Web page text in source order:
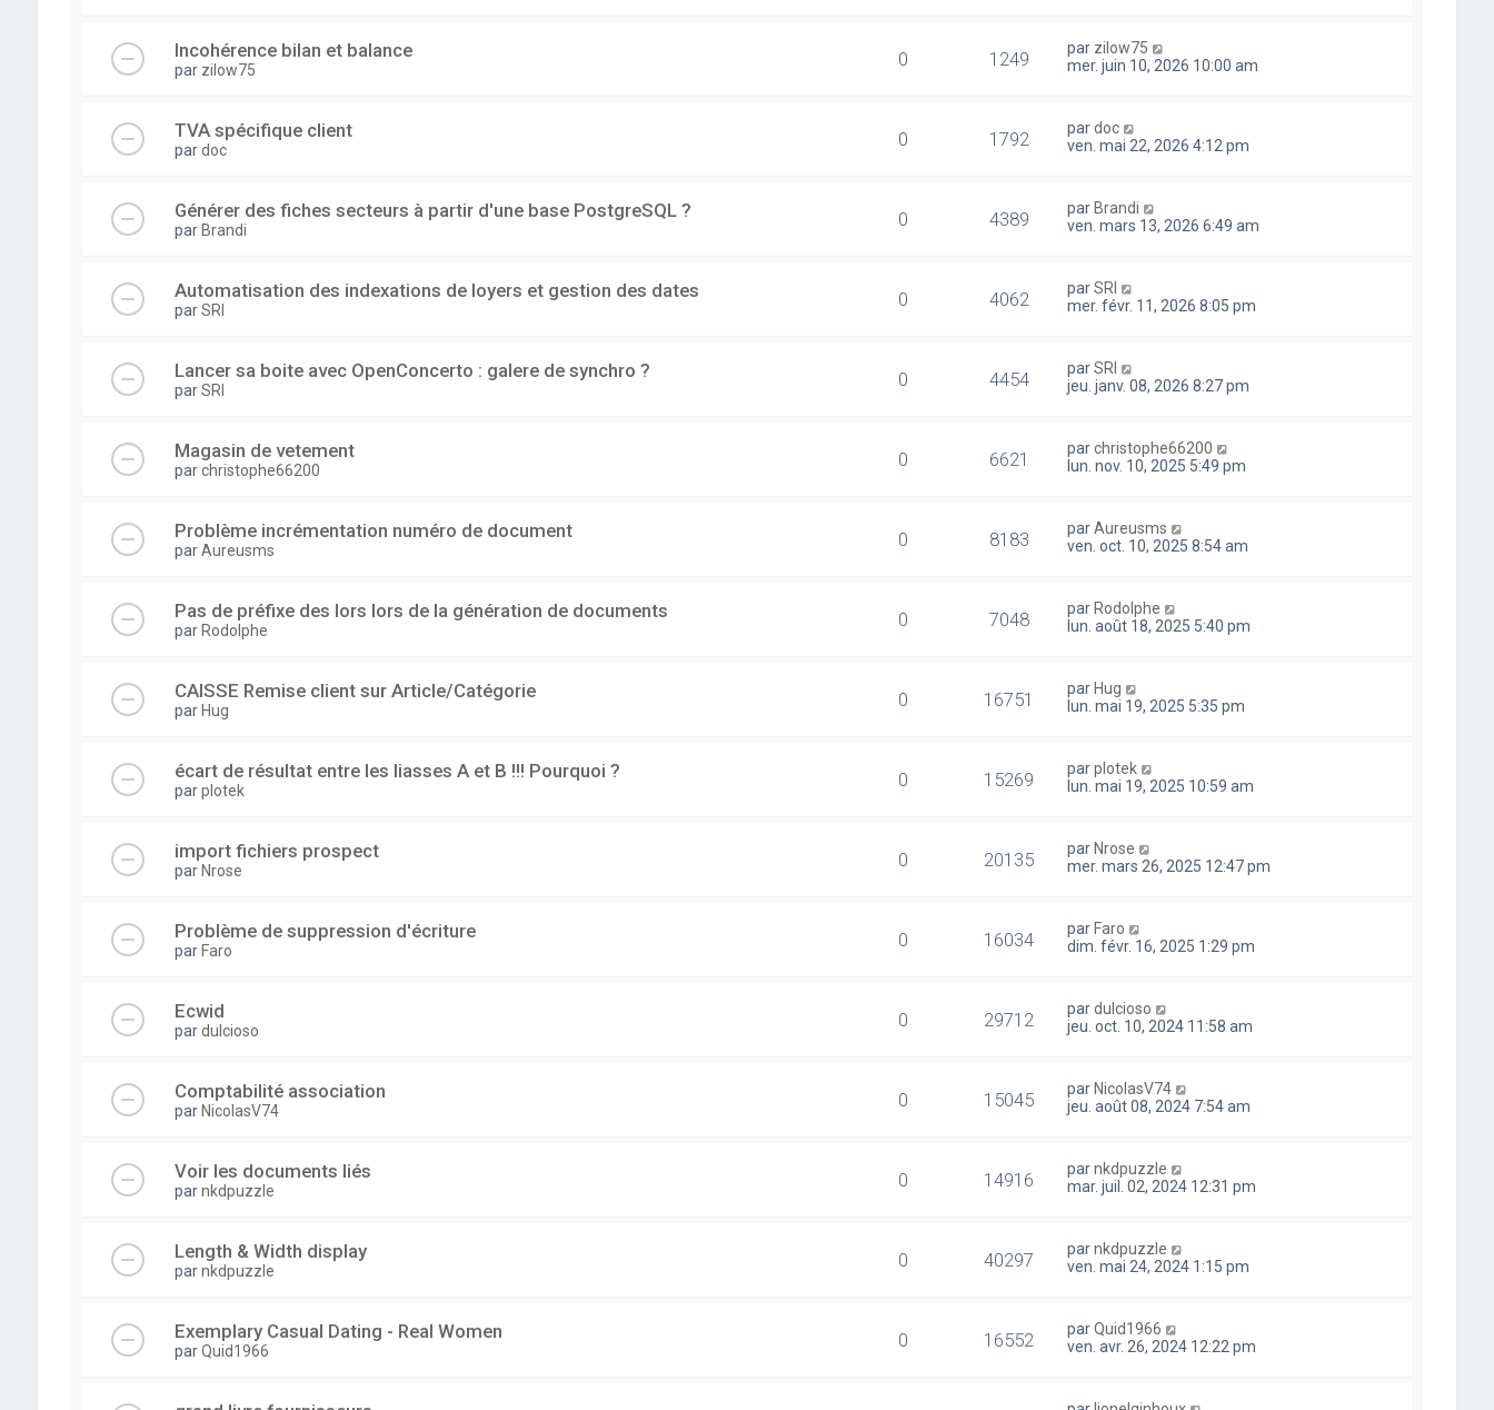
Incohérence bilan et balance
par zilow75 0 1249 par zilow75
mer. juin 10, 2026 10:00 am
TVA spécifique client
pardoc 0 1792 pardoc
ven. mai 22, 2026 4:12 pm
Générer des fiches secteurs à partir d'une base PostgreSQL ?
par Brandi 0 4389 par Brandi
ven. mars 13, 2026 6:49 am
Automatisation des indexations de loyers et gestion des dates
parSRI 0 4062 parSRI
mer. févr. 11, 2026 8:05 pm
Lancer sa boite avec OpenConcerto : galere de synchro ?
parSRI 0 4454 parSRI
jeu. janv. 08, 2026 8:27 pm
Magasin de vetement
parchristophe66200 0 6621 parchristophe66200
lun. nov. 10, 2025 5:49 pm
Problème incrémentation numéro de document
parAureusms 0 8183 parAureusms
ven. oct. 10, 2025 8:54 am
Pas de préfixe des lors lors de la génération de documents
par Rodolphe 0 7048 par Rodolphe
lun. août 18, 2025 5:40 pm
CAISSE Remise client sur Article/Catégorie
par Hug 0 16751 par Hug
lun. mai 19, 2025 5:35 pm
écart de résultat entre les liasses A et B !!! Pourquoi ?
parplotek 0 15269 parplotek
lun. mai 19, 2025 10:59 am
import fichiers prospect
par Nrose 0 20135 par Nrose
mer. mars 26, 2025 12:47 pm
Problème de suppression d'écriture
par Faro 0 16034 par Faro
dim. févr. 16, 2025 1:29 pm
Ecwid
pardulcioso 0 29712 pardulcioso
jeu. oct. 10, 2024 11:58 am
Comptabilité association
par NicolasV74 0 15045 par NicolasV74
jeu. août 08, 2024 7:54 am
Voir les documents liés
parnkdpuzzle 0 14916 parnkdpuzzle
mar. juil. 02, 2024 12:31 pm
Length & Width display
parnkdpuzzle 0 40297 parnkdpuzzle
ven. mai 24, 2024 1:15 pm
Exemplary Сasual Dating - Real Women
parQuid1966 0 16552 parQuid1966
ven. avr. 26, 2024 12:22 pm